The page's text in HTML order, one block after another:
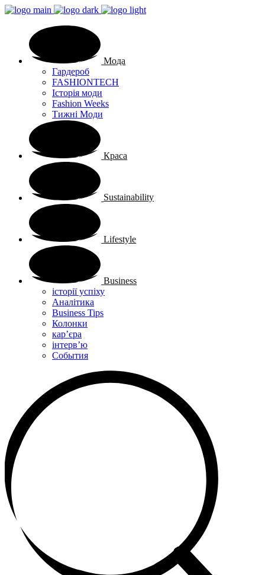
Мода
Гардероб
FASHIONTECH
Історія моди
Fashion Weeks
Тижні Моди
Краса
Sustainability
Lifestyle
Business
історії успіху
Аналітика
Business Tips
Колонки
кар’єра
інтерв’ю
Cобытия